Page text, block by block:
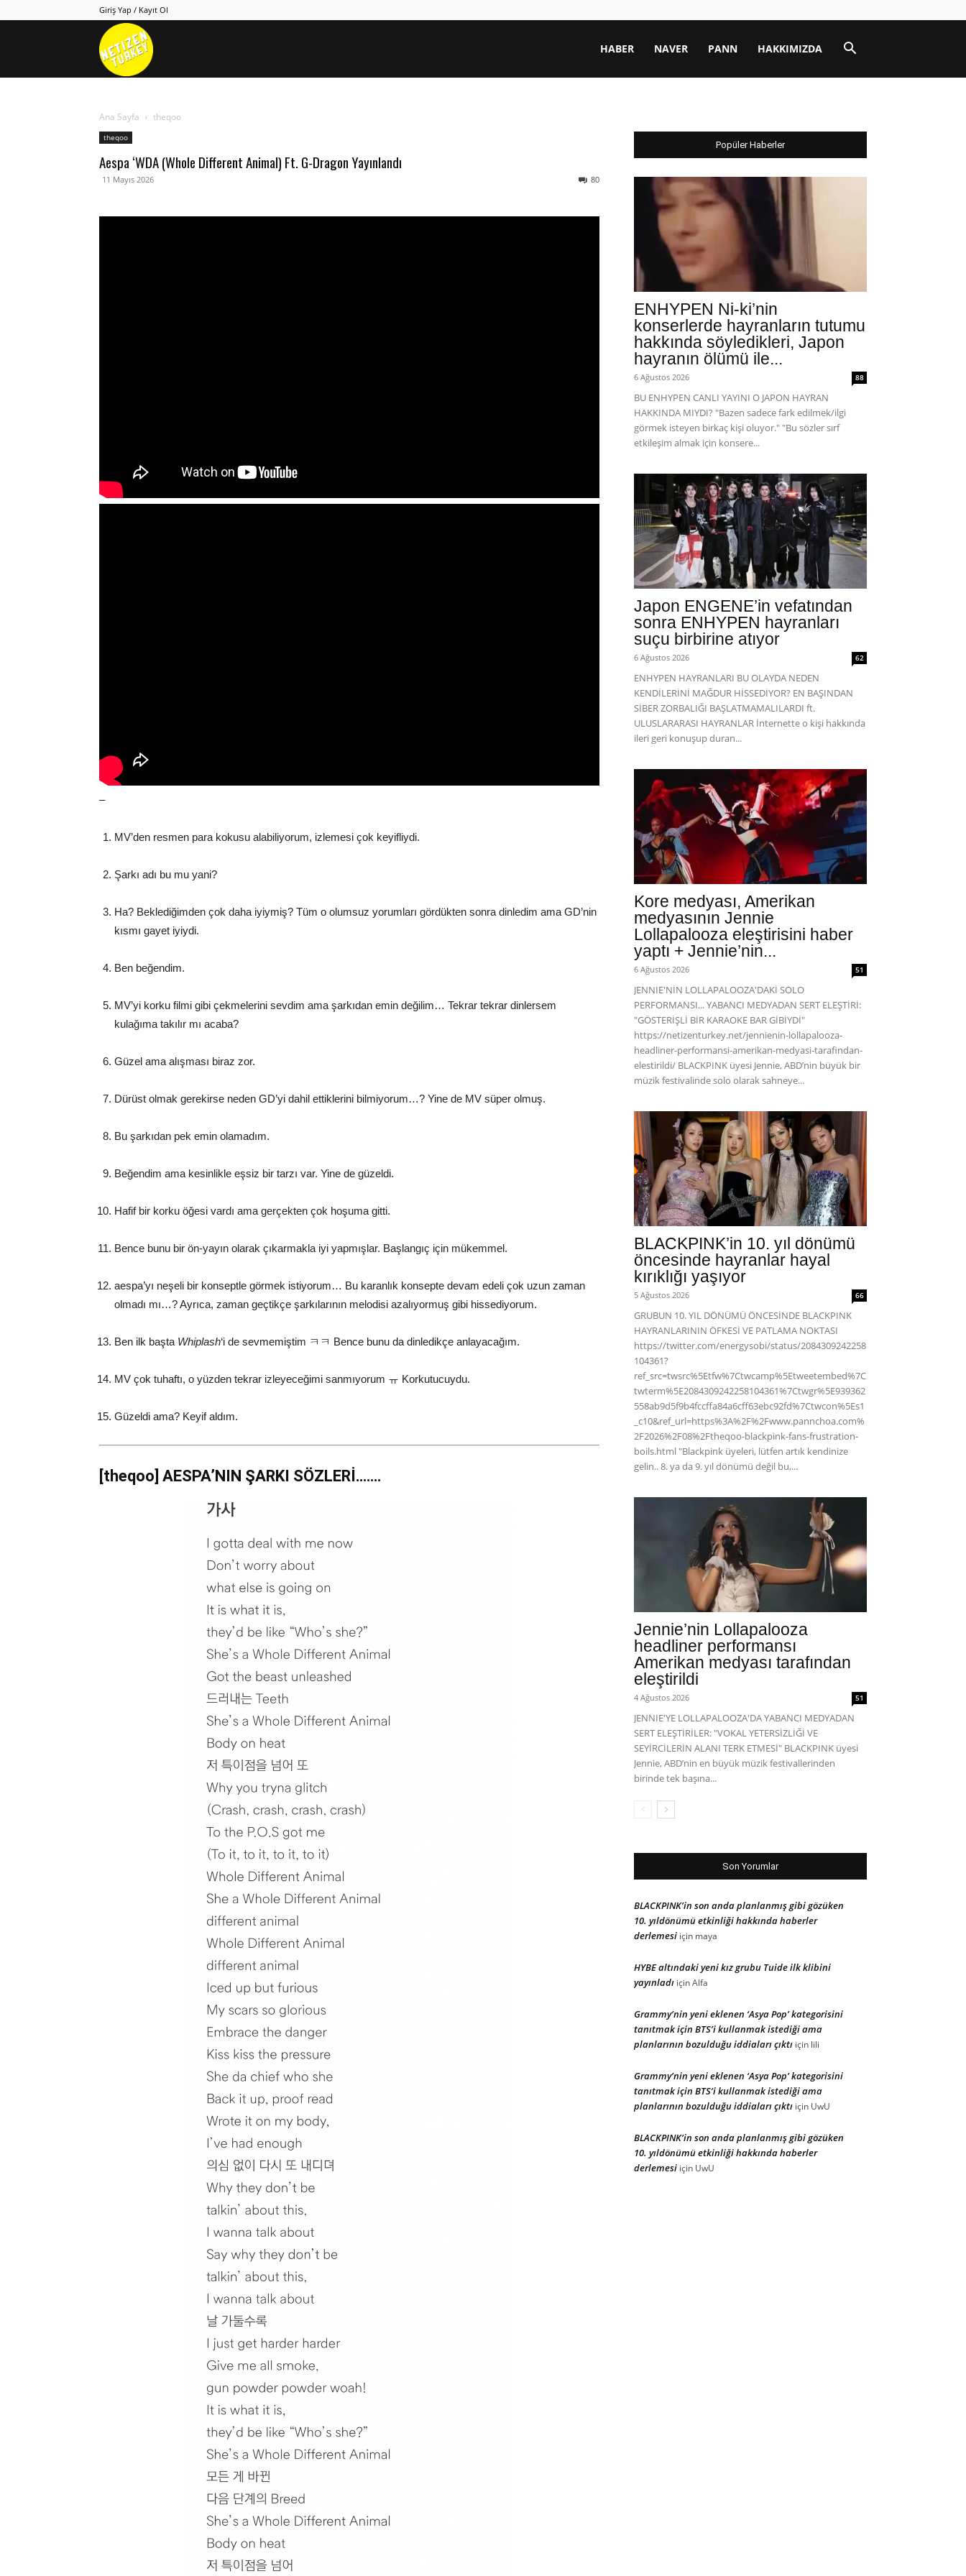
Giriş Yap / Kayıt Ol
Netizen HABER NAVER PANN HAKKIMIZDA
Ana Sayfa theqoo
theqoo
Aespa ‘WDA (Whole Different Animal) Ft. G-Dragon Yayınlandı
11 Mayıs 2026 80
–
MV’den resmen para kokusu alabiliyorum, izlemesi çok keyifliydi.
Şarkı adı bu mu yani?
Ha? Beklediğimden çok daha iyiymiş? Tüm o olumsuz yorumları gördükten sonra dinledim ama GD’nin
kısmı gayet iyiydi.
Ben beğendim.
MV’yi korku filmi gibi çekmelerini sevdim ama şarkıdan emin değilim… Tekrar tekrar dinlersem
kulağıma takılır mı acaba?
Güzel ama alışması biraz zor.
Dürüst olmak gerekirse neden GD’yi dahil ettiklerini bilmiyorum…? Yine de MV süper olmuş.
Bu şarkıdan pek emin olamadım.
Beğendim ama kesinlikle eşsiz bir tarzı var. Yine de güzeldi.
Hafif bir korku öğesi vardı ama gerçekten çok hoşuma gitti.
Bence bunu bir ön-yayın olarak çıkarmakla iyi yapmışlar. Başlangıç için mükemmel.
aespa’yı neşeli bir konseptle görmek istiyorum… Bu karanlık konsepte devam edeli çok uzun zaman
olmadı mı…? Ayrıca, zaman geçtikçe şarkılarının melodisi azalıyormuş gibi hissediyorum.
Ben ilk başta Whiplash‘i de sevmemiştim ㅋㅋ Bence bunu da dinledikçe anlayacağım.
MV çok tuhaftı, o yüzden tekrar izleyeceğimi sanmıyorum ㅠ Korkutucuydu.
Güzeldi ama? Keyif aldım.
[theqoo] AESPA’NIN ŞARKI SÖZLERİ…….
Popüler Haberler
ENHYPEN Ni-ki’nin
konserlerde hayranların tutumu
hakkında söyledikleri, Japon
hayranın ölümü ile...
6 Ağustos 2026 88
BU ENHYPEN CANLI YAYINI O JAPON HAYRAN
HAKKINDA MIYDI? "Bazen sadece fark edilmek/ilgi
görmek isteyen birkaç kişi oluyor." "Bu sözler sırf
etkileşim almak için konsere...
Japon ENGENE’in vefatından
sonra ENHYPEN hayranları
suçu birbirine atıyor
6 Ağustos 2026 62
ENHYPEN HAYRANLARI BU OLAYDA NEDEN
KENDİLERİNİ MAĞDUR HİSSEDİYOR? EN BAŞINDAN
SİBER ZORBALIĞI BAŞLATMAMALILARDI ft.
ULUSLARARASI HAYRANLAR İnternette o kişi hakkında
ileri geri konuşup duran...
Kore medyası, Amerikan
medyasının Jennie
Lollapalooza eleştirisini haber
yaptı + Jennie’nin...
6 Ağustos 2026 51
JENNIE'NİN LOLLAPALOOZA'DAKİ SOLO
PERFORMANSI... YABANCI MEDYADAN SERT ELEŞTİRİ:
"GÖSTERİŞLİ BİR KARAOKE BAR GİBİYDİ"
https://netizenturkey.net/jennienin-lollapalooza-
headliner-performansi-amerikan-medyasi-tarafindan-
elestirildi/ BLACKPINK üyesi Jennie, ABD’nin büyük bir
müzik festivalinde solo olarak sahneye...
BLACKPINK’in 10. yıl dönümü
öncesinde hayranlar hayal
kırıklığı yaşıyor
5 Ağustos 2026 66
GRUBUN 10. YIL DÖNÜMÜ ÖNCESİNDE BLACKPINK
HAYRANLARININ ÖFKESİ VE PATLAMA NOKTASI
https://twitter.com/energysobi/status/2084309242258
104361?
ref_src=twsrc%5Etfw%7Ctwcamp%5Etweetembed%7C
twterm%5E2084309242258104361%7Ctwgr%5E939362
558ab9d5f9b4fccffa84a6cff63ebc92fd%7Ctwcon%5Es1
_c10&ref_url=https%3A%2F%2Fwww.pannchoa.com%
2F2026%2F08%2Ftheqoo-blackpink-fans-frustration-
boils.html "Blackpink üyeleri, lütfen artık kendinize
gelin.. 8. ya da 9. yıl dönümü değil bu,...
Jennie’nin Lollapalooza
headliner performansı
Amerikan medyası tarafından
eleştirildi
4 Ağustos 2026 51
JENNIE'YE LOLLAPALOOZA'DA YABANCI MEDYADAN
SERT ELEŞTİRİLER: "VOKAL YETERSİZLİĞİ VE
SEYİRCİLERİN ALANI TERK ETMESİ" BLACKPINK üyesi
Jennie, ABD’nin en büyük müzik festivallerinden
birinde tek başına...
Son Yorumlar
BLACKPINK’in son anda planlanmış gibi gözüken
10. yıldönümü etkinliği hakkında haberler
derlemesi için maya
HYBE altındaki yeni kız grubu Tuide ilk klibini
yayınladı içinAlfa
Grammy’nin yeni eklenen ‘Asya Pop’ kategorisini
tanıtmak için BTS’i kullanmak istediği ama
planlarının bozulduğu iddiaları çıktı için lili
Grammy’nin yeni eklenen ‘Asya Pop’ kategorisini
tanıtmak için BTS’i kullanmak istediği ama
planlarının bozulduğu iddiaları çıktı için UwU
BLACKPINK’in son anda planlanmış gibi gözüken
10. yıldönümü etkinliği hakkında haberler
derlemesi için UwU